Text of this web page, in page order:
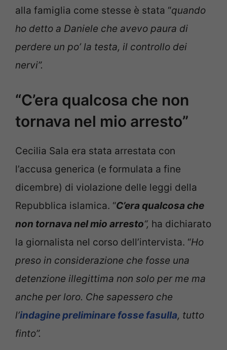
alla famiglia come stesse è stata “quando
ho detto a Daniele che avevo paura di
perdere un po’ la testa, il controllo dei
nervi”.
“C’era qualcosa che non
tornava nel mio arresto”
Cecilia Sala era stata arrestata con
l’accusa generica (e formulata a fine
dicembre) di violazione delle leggi della
Repubblica islamica. “C’era qualcosa che
non tornava nel mio arresto“, ha dichiarato
la giornalista nel corso dell’intervista. “Ho
preso in considerazione che fosse una
detenzione illegittima non solo per me ma
anche per loro. Che sapessero che
l’indagine preliminare fosse fasulla, tutto
finto”.